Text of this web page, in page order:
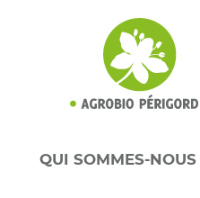
QUI SOMMES-NOUS